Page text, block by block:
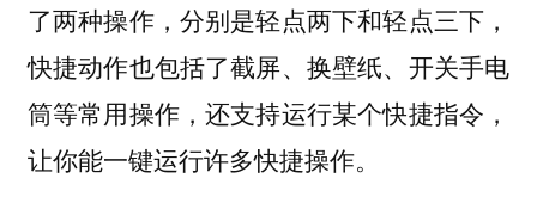
了两种操作，分别是轻点两下和轻点三下，
快捷动作也包括了截屏、换壁纸、开关手电
筒等常用操作，还支持运行某个快捷指令，
让你能一键运行许多快捷操作。